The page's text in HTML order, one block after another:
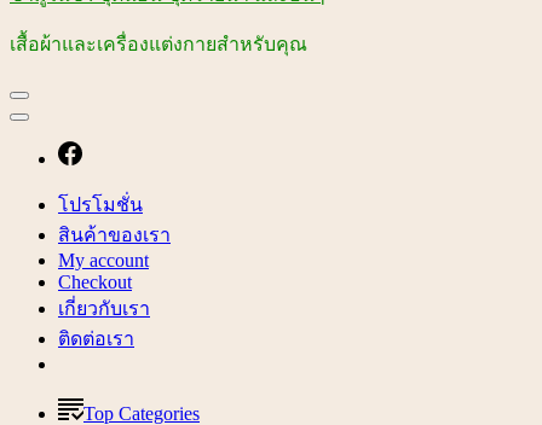
เสื้อผ้าและเครื่องแต่งกายสำหรับคุณ
โปรโมชั่น
สินค้าของเรา
My account
Checkout
เกี่ยวกับเรา
ติดต่อเรา
Top Categories